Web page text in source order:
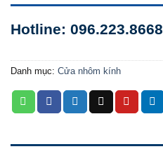
Hotline: 096.223.8668
Danh mục: Cửa nhôm kính